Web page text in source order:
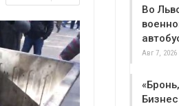
Во
Авг 7, 2026